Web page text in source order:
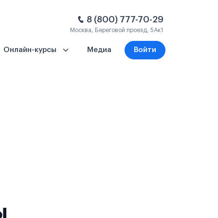
8 (800) 777-70-29
Москва, Береговой проезд, 5Ак1
Онлайн-курсы Медиа Войти